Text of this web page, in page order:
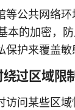
等公共网络
本的加密，
保护来覆盖敏
过区域限
访问某些区